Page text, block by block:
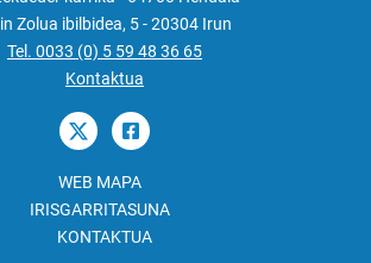
Zolua ibilbidea, 5 - 20304 Irun
Tel. 0033 (0) 5 59 48 36 65
Kontaktua
WEB MAPA
IRISGARRITASUNA
KONTAKTUA